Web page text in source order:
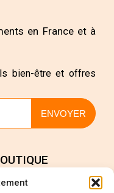
compte
en France et à
bien-être et offres
ENVOYER